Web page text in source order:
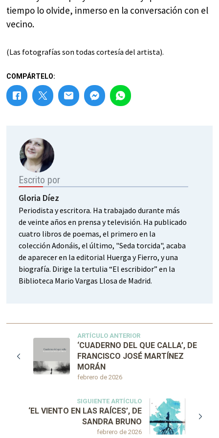
tiempo lo olvide, inmerso en la conversación con el
vecino.
(Las fotografías son todas cortesía del artista).
COMPÁRTELO:
Escrito por
Gloria Díez
Periodista y escritora. Ha trabajado durante más
de veinte años en prensa y televisión. Ha publicado
cuatro libros de poemas, el primero en la
colección Adonáis, el último, "Seda torcida", acaba
de aparecer en la editorial Huerga y Fierro, y una
biografía. Dirige la tertulia “El escribidor” en la
Biblioteca Mario Vargas Llosa de Madrid.
ARTÍCULO ANTERIOR
febrero de 2026
‘CUADERNO DEL QUE CALLA’, DE
FRANCISCO JOSÉ MARTÍNEZ
MORÁN
SIGUIENTE ARTÍCULO
febrero de 2026
‘EL VIENTO EN LAS RAÍCES’, DE
SANDRA BRUNO